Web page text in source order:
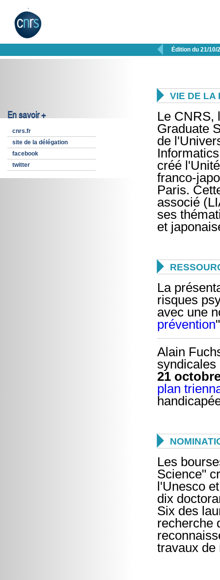
 Édition du 21/10/
En savoir +
cnrs.fr
site de la délégation
facebook
twitter
 VIE DE LA
Le CNRS,
Graduate
de
créé
franco-
Paris.
associé
ses
et

La
risques
avec une
prévention
Alain
syndicales
21
plan

Les
Science"
l'Unesco
dix
Six des
recherche
travaux de